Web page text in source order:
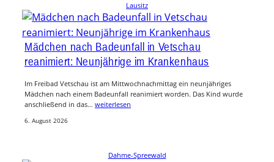
Lausitz
Mädchen nach Badeunfall in Vetschau
reanimiert: Neunjährige im Krankenhaus
Im Freibad Vetschau ist am Mittwochnachmittag ein neunjähriges
Mädchen nach einem Badeunfall reanimiert worden. Das Kind wurde
anschließend in das… weiterlesen
6. August 2026
Dahme-Spreewald